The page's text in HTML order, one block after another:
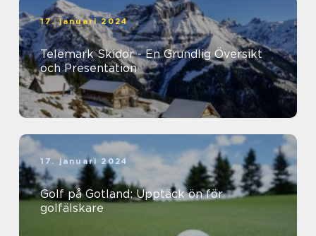
17. januari 2024
Telemark Skidor - En Grundlig Översikt
och Presentation
17. januari 2024
Golf på Gotland: Upptäck ön för
golfälskare